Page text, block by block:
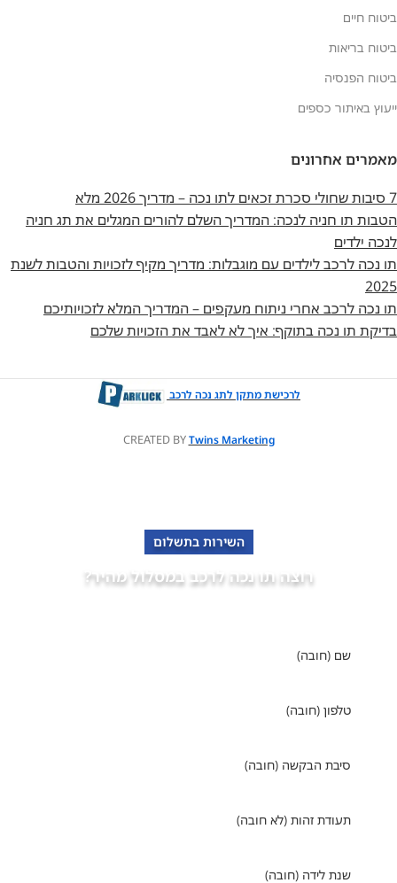
מאמרים אחרונים
7 סיבות שחולי סכרת זכאים לתו נכה – מדריך 2026 מלא
הטבות תו חניה לנכה: המדריך השלם להורים המגלים את תג חניה
לנכה ילדים
תו נכה לרכב לילדים עם מוגבלות: מדריך מקיף לזכויות והטבות לשנת
2025
תו נכה לרכב אחרי ניתוח מעקפים – המדריך המלא לזכויותיכם
בדיקת תו נכה בתוקף: איך לא לאבד את הזכויות שלכם
ביטוח חיים
ביטוח בריאות
ביטוח הפנסיה
ייעוץ באיתור כספים
לרכישת מתקן לתג נכה לרכב
CREATED BYTwins Marketing
השירות בתשלום
רוצה תו נכה לרכב במסלול מהיר?